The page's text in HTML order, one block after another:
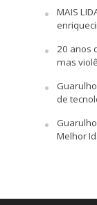
MAIS
20 anos
mas
de
Melhor